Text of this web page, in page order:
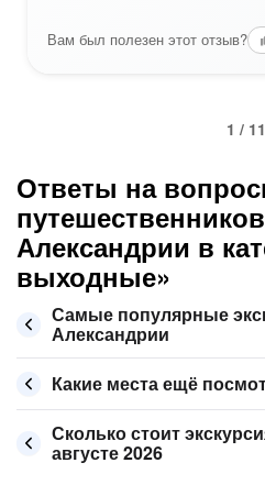
Вам был полезен этот отзыв?
1 / 11
Ответы на
Александрии в
выходные»
Самые популярные
Александрии
Какие места ещё
Сколько стоит
августе 2026